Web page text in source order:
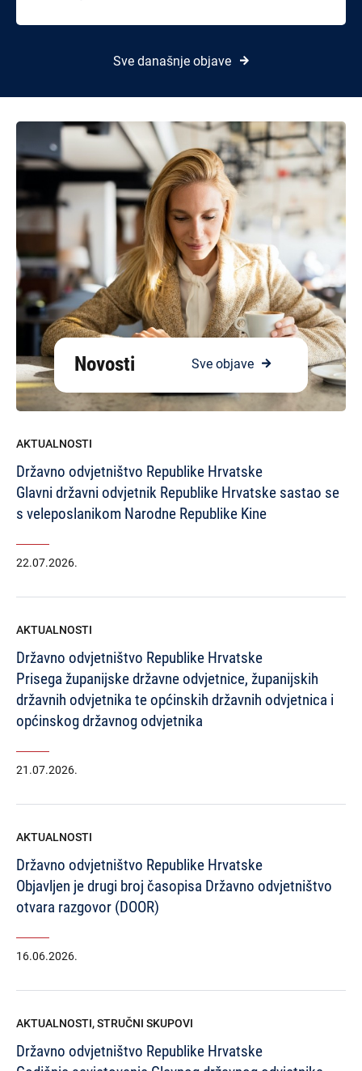
Sve današnje objave
Novosti Sve objave
AKTUALNOSTI
Državno odvjetništvo Republike Hrvatske
Glavni državni odvjetnik Republike Hrvatske sastao se
s veleposlanikom Narodne Republike Kine
22.07.2026.
AKTUALNOSTI
Državno odvjetništvo Republike Hrvatske
Prisega županijske državne odvjetnice, županijskih
državnih odvjetnika te općinskih državnih odvjetnica i
općinskog državnog odvjetnika
21.07.2026.
AKTUALNOSTI
Državno odvjetništvo Republike Hrvatske
Objavljen je drugi broj časopisa Državno odvjetništvo
otvara razgovor (DOOR)
16.06.2026.
AKTUALNOSTI,STRUČNI SKUPOVI
Državno odvjetništvo Republike Hrvatske